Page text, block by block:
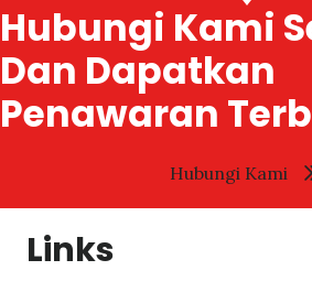
Hubungi Kami
Dan Dapatkan
Penawaran
Hubungi Kami
Links